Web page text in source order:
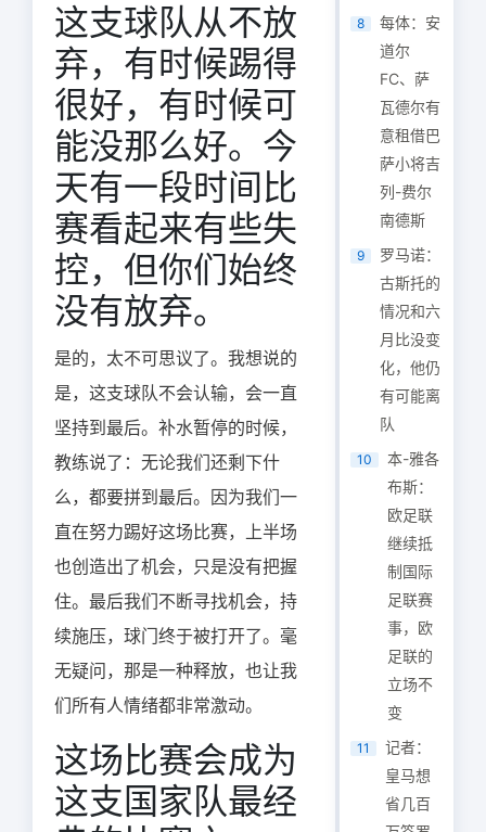
这支球队从不放
弃，有时候踢得
很好，有时候可
能没那么好。今
天有一段时间比
赛看起来有些失
控，但你们始终
没有放弃。
是的，太不可思议了。我想说的
是，这支球队不会认输，会一直
坚持到最后。补水暂停的时候，
教练说了：无论我们还剩下什
么，都要拼到最后。因为我们一
直在努力踢好这场比赛，上半场
也创造出了机会，只是没有把握
住。最后我们不断寻找机会，持
续施压，球门终于被打开了。毫
无疑问，那是一种释放，也让我
们所有人情绪都非常激动。
这场比赛会成为
这支国家队最经
8
每体：安
道尔
FC、萨
瓦德尔有
意租借巴
萨小将吉
列-费尔
南德斯
9
罗马诺：
古斯托的
情况和六
月比没变
化，他仍
有可能离
队
10
本-雅各
布斯：
欧足联
继续抵
制国际
足联赛
事，欧
足联的
立场不
变
11
记者：
皇马想
省几百